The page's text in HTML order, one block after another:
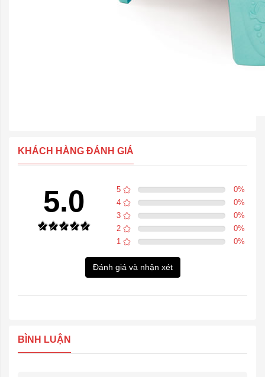
KHÁCH HÀNG ĐÁNH GIÁ
5.0 5 0%
4
0%
3
0%
2
0%
1
0%
Đánh giá và nhận xét
BÌNH LUẬN